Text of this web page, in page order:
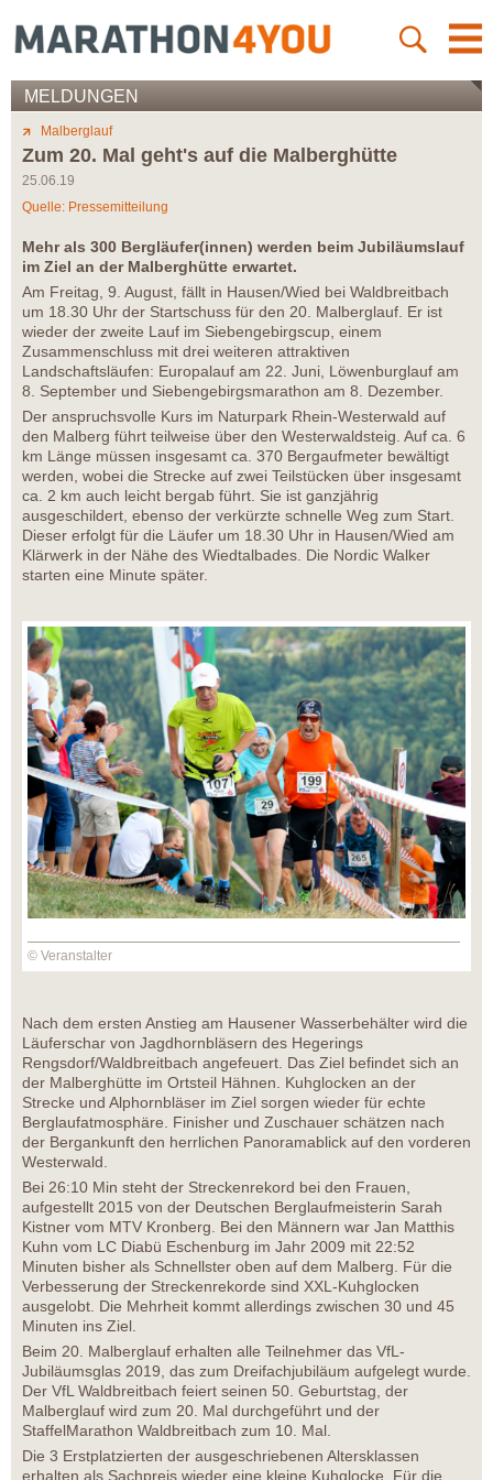
MELDUNGEN
Malberglauf
Zum 20. Mal geht's auf die Malberghütte
25.06.19
Quelle: Pressemitteilung
Mehr als 300 Bergläufer(innen) werden beim Jubiläumslauf
im Ziel an der Malberghütte erwartet.
Am Freitag, 9. August, fällt in Hausen/Wied bei Waldbreitbach
um 18.30 Uhr der Startschuss für den 20. Malberglauf. Er ist
wieder der zweite Lauf im Siebengebirgscup, einem
Zusammenschluss mit drei weiteren attraktiven
Landschaftsläufen: Europalauf am 22. Juni, Löwenburglauf am
8. September und Siebengebirgsmarathon am 8. Dezember.
Der anspruchsvolle Kurs im Naturpark Rhein-Westerwald auf
den Malberg führt teilweise über den Westerwaldsteig. Auf ca. 6
km Länge müssen insgesamt ca. 370 Bergaufmeter bewältigt
werden, wobei die Strecke auf zwei Teilstücken über insgesamt
ca. 2 km auch leicht bergab führt. Sie ist ganzjährig
ausgeschildert, ebenso der verkürzte schnelle Weg zum Start.
Dieser erfolgt für die Läufer um 18.30 Uhr in Hausen/Wied am
Klärwerk in der Nähe des Wiedtalbades. Die Nordic Walker
starten eine Minute später.
© Veranstalter
Nach dem ersten Anstieg am Hausener Wasserbehälter wird die
Läuferschar von Jagdhornbläsern des Hegerings
Rengsdorf/Waldbreitbach angefeuert. Das Ziel befindet sich an
der Malberghütte im Ortsteil Hähnen. Kuhglocken an der
Strecke und Alphornbläser im Ziel sorgen wieder für echte
Berglaufatmosphäre. Finisher und Zuschauer schätzen nach
der Bergankunft den herrlichen Panoramablick auf den vorderen
Westerwald.
Bei 26:10 Min steht der Streckenrekord bei den Frauen,
aufgestellt 2015 von der Deutschen Berglaufmeisterin Sarah
Kistner vom MTV Kronberg. Bei den Männern war Jan Matthis
Kuhn vom LC Diabü Eschenburg im Jahr 2009 mit 22:52
Minuten bisher als Schnellster oben auf dem Malberg. Für die
Verbesserung der Streckenrekorde sind XXL-Kuhglocken
ausgelobt. Die Mehrheit kommt allerdings zwischen 30 und 45
Minuten ins Ziel.
Beim 20. Malberglauf erhalten alle Teilnehmer das VfL-
Jubiläumsglas 2019, das zum Dreifachjubiläum aufgelegt wurde.
Der VfL Waldbreitbach feiert seinen 50. Geburtstag, der
Malberglauf wird zum 20. Mal durchgeführt und der
StaffelMarathon Waldbreitbach zum 10. Mal.
Die 3 Erstplatzierten der ausgeschriebenen Altersklassen
erhalten als Sachpreis wieder eine kleine Kuhglocke. Für die